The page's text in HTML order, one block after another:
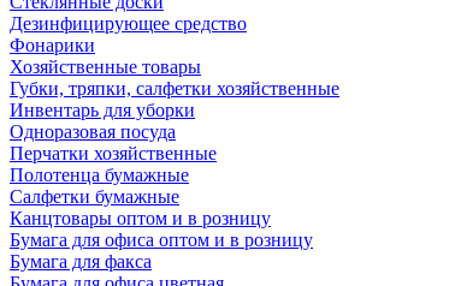
Дезинфицирующее средство
Фонарики
Хозяйственные товары
Губки, тряпки, салфетки хозяйственные
Инвентарь для уборки
Одноразовая посуда
Перчатки хозяйственные
Полотенца бумажные
Салфетки бумажные
Канцтовары оптом и в розницу
Бумага для офиса оптом и в розницу
Бумага для факса